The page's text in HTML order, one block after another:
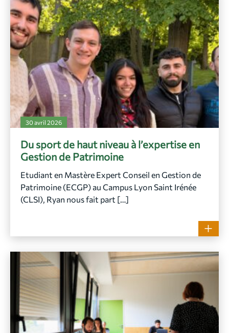
30 avril 2026
Du sport de haut niveau à l’expertise en
Gestion de Patrimoine
Etudiant en Mastère Expert Conseil en Gestion de
Patrimoine (ECGP) au Campus Lyon Saint Irénée
(CLSI), Ryan nous fait part […]